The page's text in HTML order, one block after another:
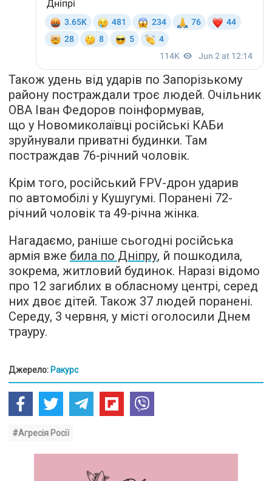
Також удень від ударів по Запорізькому
району постраждали троє людей. Очільник
ОВА Іван Федоров поінформував,
що у Новомиколаївці російські КАБи
зруйнували приватні будинки. Там
постраждав 76-річний чоловік.
Крім того, російський FPV-дрон ударив
по автомобілі у Кушугумі. Поранені 72-
річний чоловік та 49-річна жінка.
Нагадаємо, раніше сьогодні російська
армія вже била по Дніпру, й пошкодила,
зокрема, житловий будинок. Наразі відомо
про 12 загиблих в обласному центрі, серед
них двоє дітей. Також 37 людей поранені.
Середу, 3 червня, у місті оголосили Днем
трауру.
Джерело: Ракурс
#Агресія Росії